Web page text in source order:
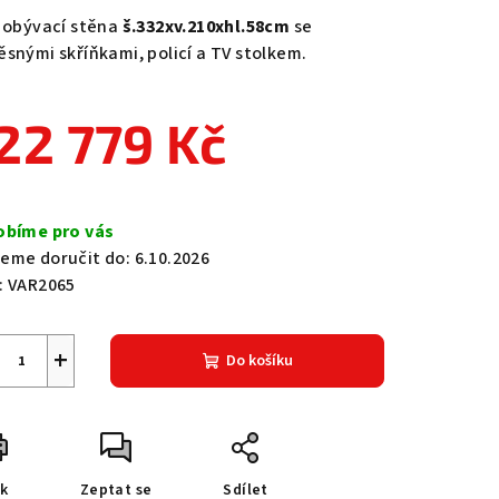
stěna š.332xv.210xhl.58cm se
skříňkami, policí a TV stolkem.
779 Kč
pro vás
doručit do: 6.10.2026
VAR2065
+ Do košíku
Zeptat se Sdílet